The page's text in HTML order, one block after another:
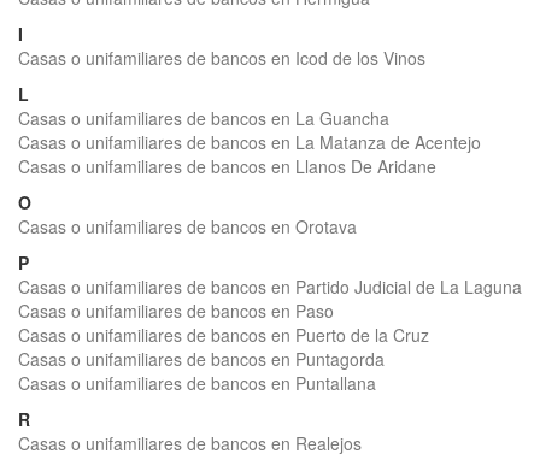
I
Casas o unifamiliares de bancos en Icod de los Vinos
L
Casas o unifamiliares de bancos en La Guancha
Casas o unifamiliares de bancos en La Matanza de Acentejo
Casas o unifamiliares de bancos en Llanos De Aridane
O
Casas o unifamiliares de bancos en Orotava
P
Casas o unifamiliares de bancos en Partido Judicial de La Laguna
Casas o unifamiliares de bancos en Paso
Casas o unifamiliares de bancos en Puerto de la Cruz
Casas o unifamiliares de bancos en Puntagorda
Casas o unifamiliares de bancos en Puntallana
R
Casas o unifamiliares de bancos en Realejos